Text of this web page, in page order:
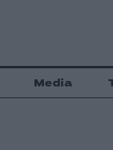
Media